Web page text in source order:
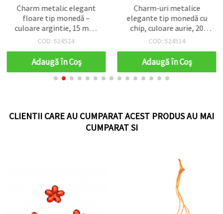
Charm metalic elegant
floare tip monedă –
culoare argintie, 15 mm,
orificiu 1,5 mm, set 50
COD: 524524
Adaugă în Coş
Charm-uri metalice
elegante tip monedă cu
chip, culoare aurie, 20
mm, orificiu 2 mm, set de
handmade
COD: 524514
Adaugă în Coş
CLIENTII CARE AU CUMPARAT ACEST PRODUS AU MAI
CUMPARAT SI